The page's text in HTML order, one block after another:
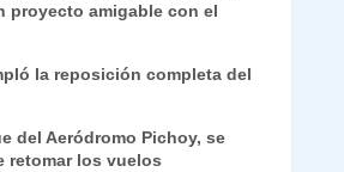
proyecto amigable con el
la reposición completa del
del Aeródromo Pichoy, se
retomar los vuelos